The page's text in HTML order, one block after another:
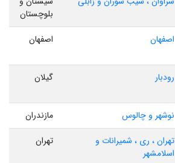
بلوچستان
اصفهان اصفهان
رودبار گیلان
نوشهر و چالوس
مازندران
تهران ، ری ، شمیرانات و
اسلامشهر
تهران